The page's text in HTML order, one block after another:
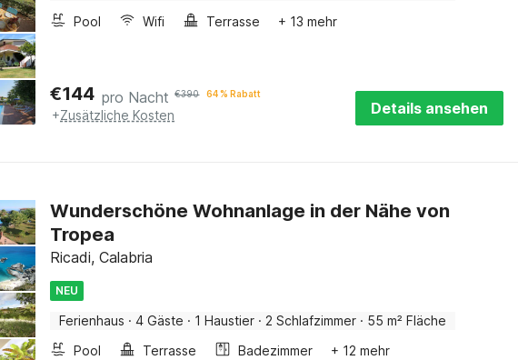
Pool
Wifi Terrasse + 13 mehr
€144 pro Nacht €390 64 % Rabatt
+Zusätzliche Kosten Details ansehen
Wunderschöne Wohnanlage in der Nähe von
Tropea
Ricadi, Calabria
NEU
Ferienhaus · 4 Gäste · 1 Haustier · 2 Schlafzimmer · 55 m² Fläche
Pool
Terrasse Badezimmer + 12 mehr